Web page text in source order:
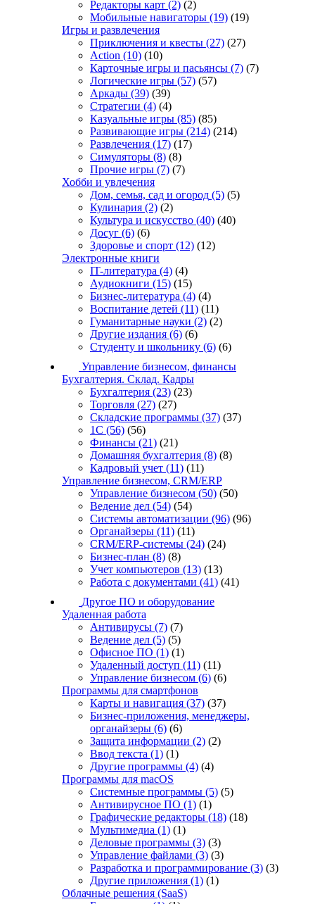
Редакторы карт (2) (2)
Мобильные навигаторы (19) (19)
Игры и развлечения
Приключения и квесты (27) (27)
Action (10) (10)
Карточные игры и пасьянсы (7) (7)
Логические игры (57) (57)
Аркады (39) (39)
Стратегии (4) (4)
Казуальные игры (85) (85)
Развивающие игры (214) (214)
Развлечения (17) (17)
Симуляторы (8) (8)
Прочие игры (7) (7)
Хобби и увлечения
Дом, семья, сад и огород (5) (5)
Кулинария (2) (2)
Культура и искусство (40) (40)
Досуг (6) (6)
Здоровье и спорт (12) (12)
Электронные книги
IT-литература (4) (4)
Аудиокниги (15) (15)
Бизнес-литература (4) (4)
Воспитание детей (11) (11)
Гуманитарные науки (2) (2)
Другие издания (6) (6)
Студенту и школьнику (6) (6)
Управление бизнесом, финансы
Бухгалтерия. Склад. Кадры
Бухгалтерия (23) (23)
Торговля (27) (27)
Складские программы (37) (37)
1С (56) (56)
Финансы (21) (21)
Домашняя бухгалтерия (8) (8)
Кадровый учет (11) (11)
Управление бизнесом, CRM/ERP
Управление бизнесом (50) (50)
Ведение дел (54) (54)
Системы автоматизации (96) (96)
Органайзеры (11) (11)
CRM/ERP-системы (24) (24)
Бизнес-план (8) (8)
Учет компьютеров (13) (13)
Работа с документами (41) (41)
Другое ПО и оборудование
Удаленная работа
Антивирусы (7) (7)
Ведение дел (5) (5)
Офисное ПО (1) (1)
Удаленный доступ (11) (11)
Управление бизнесом (6) (6)
Программы для смартфонов
Карты и навигация (37) (37)
Бизнес-приложения, менеджеры,
органайзеры (6) (6)
Защита информации (2) (2)
Ввод текста (1) (1)
Другие программы (4) (4)
Программы для macOS
Системные программы (5) (5)
Антивирусное ПО (1) (1)
Графические редакторы (18) (18)
Мультимедиа (1) (1)
Деловые программы (3) (3)
Управление файлами (3) (3)
Разработка и программирование (3) (3)
Другие приложения (1) (1)
Облачные решения (SaaS)